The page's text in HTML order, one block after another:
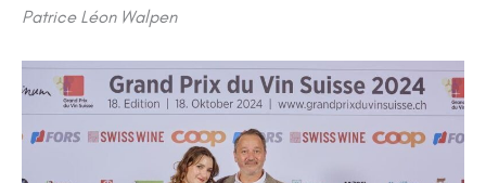
Patrice Léon Walpen